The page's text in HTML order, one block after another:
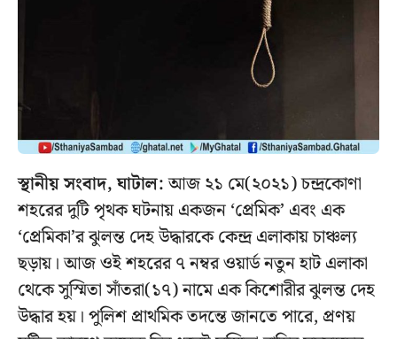
স্থানীয় সংবাদ, ঘাটাল:আজ ২১ মে(২০২১) চন্দ্রকোণা
শহরের দুটি পৃথক ঘটনায় একজন ‘প্রেমিক’ এবং এক
‘প্রেমিকা’র ঝুলন্ত দেহ উদ্ধারকে কেন্দ্র এলাকায় চাঞ্চল্য
ছড়ায়। আজ ওই শহরের ৭ নম্বর ওয়ার্ড নতুন হাট এলাকা
থেকে সুস্মিতা সাঁতরা(১৭) নামে এক কিশোরীর ঝুলন্ত দেহ
উদ্ধার হয়। পুলিশ প্রাথমিক তদন্তে জানতে পারে, প্রণয়